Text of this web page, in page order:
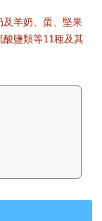
及羊奶、蛋、堅果
酸鹽類等11種及其